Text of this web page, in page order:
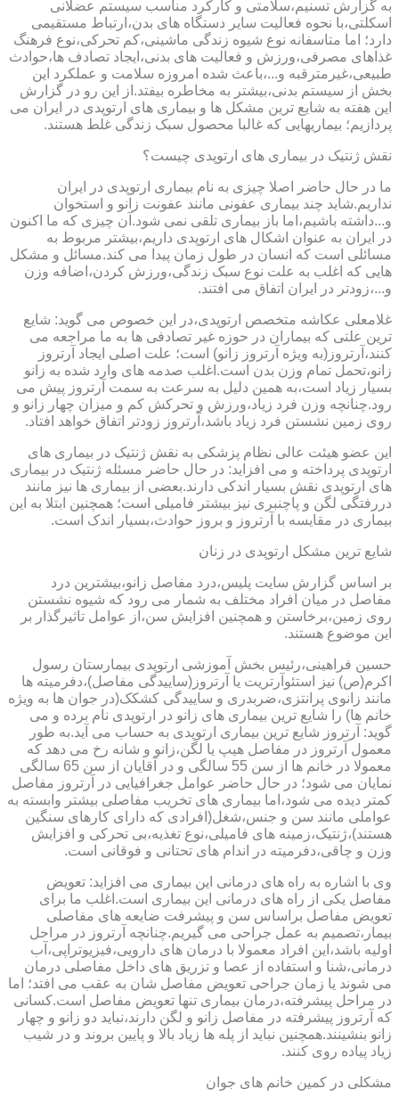
به گزارش تسنیم،سلامتی و کارکرد مناسب سیستم عضلانی
اسکلتی،با نحوه فعالیت سایر دستگاه های بدن،ارتباط مستقیمی
دارد؛ اما متاسفانه نوع شیوه زندگی ماشینی،کم تحرکی،نوع فرهنگ
غذاهای مصرفی،ورزش و فعالیت های بدنی،ایجاد تصادف ها،حوادث
طبیعی،غیرمترقبه و...،باعث شده امروزه سلامت و عملکرد این
بخش از سیستم بدنی،بیشتر به مخاطره بیفتد.از این رو در گزارش
این هفته به شایع ترین مشکل ها و بیماری های ارتوپدی در ایران می
پردازیم؛ بیماریهایی که غالبا محصول سبک زندگی غلط هستند.
نقش ژنتیک در بیماری های ارتوپدی چیست؟
ما در حال حاضر اصلا چیزی به نام بیماری ارتوپدی در ایران
نداریم.شاید چند بیماری عفونی مانند عفونت زانو و استخوان
و...داشته باشیم،اما باز بیماری تلقی نمی شود.آن چیزی که ما اکنون
در ایران به عنوان اشکال های ارتوپدی داریم،بیشتر مربوط به
مسائلی است که انسان در طول زمان پیدا می کند.مسائل و مشکل
هایی که اغلب به علت نوع سبک زندگی،ورزش کردن،اضافه وزن
و...،زودتر در ایران اتفاق می افتند.
غلامعلی عکاشه متخصص ارتوپدی،در این خصوص می گوید: شایع
ترین علتی که بیماران در حوزه غیر تصادفی ها به ما مراجعه می
کنند،آرتروز(به ویژه آرتروز زانو) است؛ علت اصلی ایجاد آرتروز
زانو،تحمل تمام وزن بدن است.اغلب صدمه های وارد شده به زانو
بسیار زیاد است،به همین دلیل به سرعت به سمت آرتروز پیش می
رود.چنانچه وزن فرد زیاد،ورزش و تحرکش کم و میزان چهار زانو و
روی زمین نشستن فرد زیاد باشد،آرتروز زودتر اتفاق خواهد افتاد.
این عضو هیئت عالی نظام پزشکی به نقش ژنتیک در بیماری های
ارتوپدی پرداخته و می افزاید: در حال حاضر مسئله ژنتیک در بیماری
های ارتوپدی نقش بسیار اندکی دارند.بعضی از بیماری ها نیز مانند
دررفتگی لگن و پاچنبری نیز بیشتر فامیلی است؛ همچنین ابتلا به این
بیماری در مقایسه با آرتروز و بروز حوادث،بسیار اندک است.
شایع ترین مشکل ارتوپدی در زنان
بر اساس گزارش سایت پلیس،درد مفاصل زانو،بیشترین درد
مفاصل در میان افراد مختلف به شمار می رود که شیوه نشستن
روی زمین،برخاستن و همچنین افزایش سن،از عوامل تاثیرگذار بر
این موضوع هستند.
حسین فراهینی،رئیس بخش آموزشی ارتوپدی بیمارستان رسول
اکرم(ص) نیز استئوآرتریت یا آرتروز(ساییدگی مفاصل)،دفرمیته ها
مانند زانوی پرانتزی،ضربدری و ساییدگی کشکک(در جوان ها به ویژه
خانم ها) را شایع ترین بیماری های زانو در ارتوپدی نام برده و می
گوید: آرتروز شایع ترین بیماری ارتوپدی به حساب می آید.به طور
معمول آرتروز در مفاصل هیپ یا لگن،زانو و شانه رخ می دهد که
معمولا در خانم ها از سن 55 سالگی و در آقایان از سن 65 سالگی
نمایان می شود؛ در حال حاضر عوامل جغرافیایی در آرتروز مفاصل
کمتر دیده می شود،اما بیماری های تخریب مفاصلی بیشتر وابسته به
عواملی مانند سن و جنس،شغل(افرادی که دارای کارهای سنگین
هستند)،ژنتیک،زمینه های فامیلی،نوع تغذیه،بی تحرکی و افزایش
وزن و چاقی،دفرمیته در اندام های تحتانی و فوقانی است.
وی با اشاره به راه های درمانی این بیماری می افزاید: تعویض
مفاصل یکی از راه های درمانی این بیماری است.اغلب ما برای
تعویض مفاصل براساس سن و پیشرفت ضایعه های مفاصلی
بیمار،تصمیم به عمل جراحی می گیریم.چنانچه آرتروز در مراحل
اولیه باشد،این افراد معمولا با درمان های دارویی،فیزیوتراپی،آب
درمانی،شنا و استفاده از عصا و تزریق های داخل مفاصلی درمان
می شوند یا زمان جراحی تعویض مفاصل شان به عقب می افتد؛ اما
در مراحل پیشرفته،درمان بیماری تنها تعویض مفاصل است.کسانی
که آرتروز پیشرفته در مفاصل زانو و لگن دارند،نباید دو زانو و چهار
زانو بنشینند.همچنین نباید از پله ها زیاد بالا و پایین بروند و در شیب
زیاد پیاده روی کنند.
مشکلی در کمین خانم های جوان